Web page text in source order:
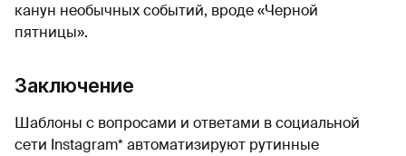
канун необычных событий, вроде «Черной
пятницы».
Заключение
Шаблоны с вопросами и ответами в социальной
сети Instagram* автоматизируют рутинные